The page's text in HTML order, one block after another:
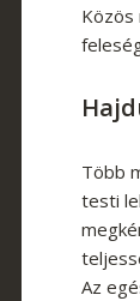
Közös
Több
testi
Az